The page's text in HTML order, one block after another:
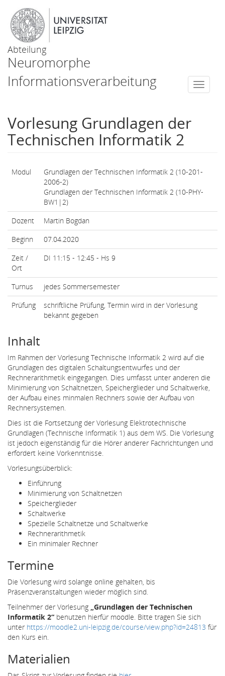
Abteilung
Neuromorphe
Informationsverarbeitung
Vorlesung Grundlagen der
Technischen Informatik 2
Modul
Grundlagen der Technischen Informatik 2 (10-201-
2006-2)
Grundlagen der Technischen Informatik 2 (10-PHY-
BW1|2)
Dozent
Martin Bogdan
Beginn
07.04.2020
Zeit /
Ort
DI 11:15 - 12:45 - Hs 9
Turnus
jedes Sommersemester
Prüfung
schriftliche Prüfung, Termin wird in der Vorlesung
bekannt gegeben
Inhalt
Im Rahmen der Vorlesung Technische Informatik 2 wird auf die
Grundlagen des digitalen Schaltungsentwurfes und der
Rechnerarithmetik eingegangen. Dies umfasst unter anderen die
Minimierung von Schaltnetzen, Speicherglieder und Schaltwerke,
der Aufbau eines minmalen Rechners sowie der Aufbau von
Rechnersystemen.
Dies ist die Fortsetzung der Vorlesung Elektrotechnische
Grundlagen (Technische Informatik 1) aus dem WS. Die Vorlesung
ist jedoch eigenständig für die Hörer anderer Fachrichtungen und
erfordert keine Vorkenntnisse.
Vorlesungsüberblick:
Einführung
Minimierung von Schaltnetzen
Speicherglieder
Schaltwerke
Spezielle Schaltnetze und Schaltwerke
Rechnerarithmetik
Ein minimaler Rechner
Termine
Die Vorlesung wird solange online gehalten, bis
Präsenzveranstaltungen wieder möglich sind.
Teilnehmer der Vorlesung „Grundlagen der Technischen
Informatik 2“ benutzen hierfür moodle. Bitte tragen Sie sich
unter https://moodle2.uni-leipzig.de/course/view.php?id=24813 für
den Kurs ein.
Materialien